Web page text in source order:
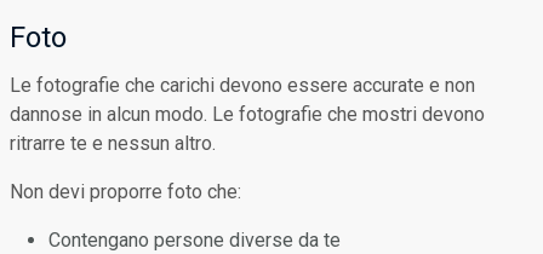
Foto
Le fotografie che carichi devono essere accurate e non
dannose in alcun modo. Le fotografie che mostri devono
ritrarre te e nessun altro.
Non devi proporre foto che:
Contengano persone diverse da te